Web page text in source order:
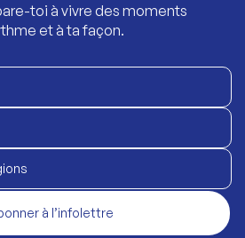
toi à vivre des moments
et à ta façon.
à l’infolettre